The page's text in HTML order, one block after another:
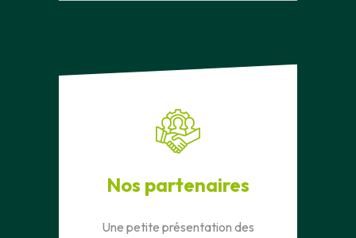
Nos partenaires
Une petite présentation des